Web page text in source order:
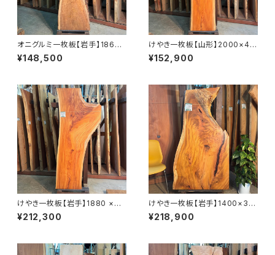
オニグルミ一枚板【岩手】1860×
410~610×45㎜【オイル塗装
仕上げ済み】
¥148,500
けやき一枚板【山形】2000×44
0~480×58㎜【オイル塗装 仕
上げ済み】
¥152,900
けやき一枚板【岩手】1880 ×44
0~770×45㎜【オイル塗装 仕
上げ済み】
¥212,300
けやき一枚板【岩手】1400×30
0~780×45㎜【オイル塗装 仕
上げ済み】
¥218,900